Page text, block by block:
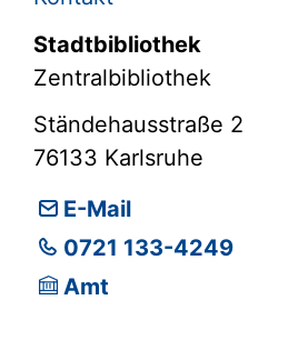
Stadtbibliothek
Zentralbibliothek
Ständehausstraße 2
76133 Karlsruhe
E-Mail
0721 133-4249
Amt